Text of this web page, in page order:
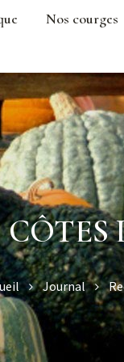
Nos courges
CÔTES
Journal